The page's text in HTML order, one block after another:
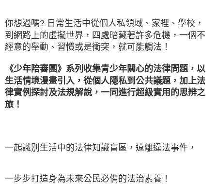
你想過嗎? 日常生活中從個人私領域、家裡、學校，
到網路上的虛擬世界，四處暗藏著許多危機，一個不
經意的舉動、習慣或是衝突，就可能觸法！
《少年陪審團》系列收集青少年關心的法律問題，以
生活情境漫畫引入，從個人隱私到公共議題，加上法
律實例探討及法規解說，一同進行超級實用的思辨之
旅！
一起識別生活中的法律知識盲區，遠離違法事件，
一步步打造身為未來公民必備的法治素養！